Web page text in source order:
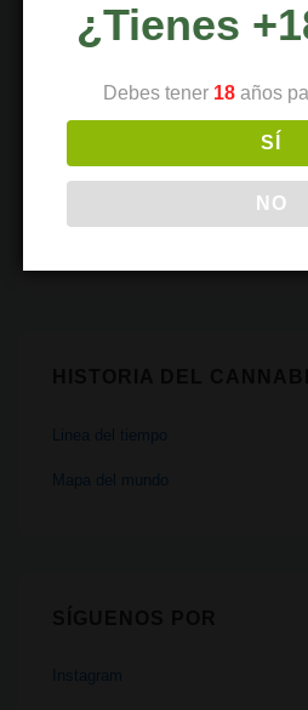
Recetas
Linea del tiempo
Mapa del mundo
Instagram
¿Tienes
Debes tener 18 años
SÍ
NO